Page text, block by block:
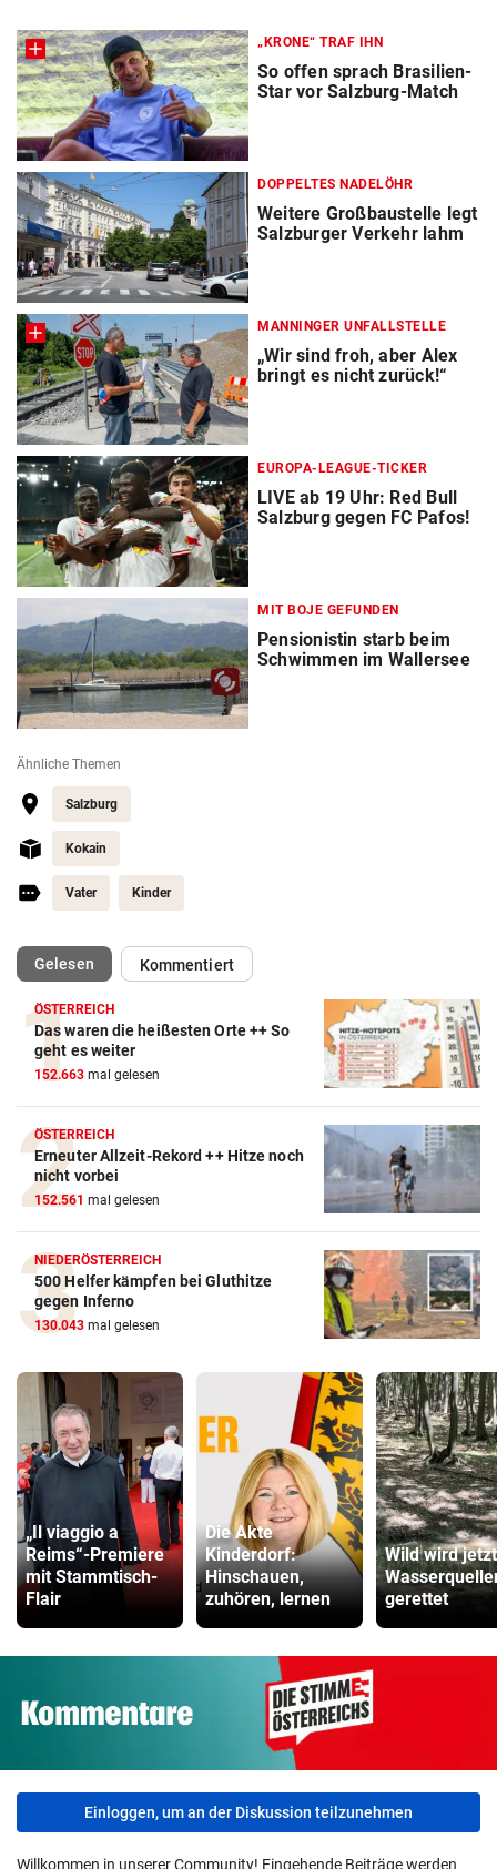
„KRONE“ TRAF IHN
So offen sprach Brasilien-
Star vor Salzburg-Match
DOPPELTES NADELÖHR
Weitere Großbaustelle legt
Salzburger Verkehr lahm
MANNINGER UNFALLSTELLE
„Wir sind froh, aber Alex
bringt es nicht zurück!“
EUROPA-LEAGUE-TICKER
LIVE ab 19 Uhr: Red Bull
Salzburg gegen FC Pafos!
MIT BOJE GEFUNDEN
Pensionistin starb beim
Schwimmen im Wallersee
Ähnliche Themen
Salzburg
Kokain
Vater Kinder
Gelesen(ausgewählt)Kommentiert
ÖSTERREICH
Das waren die heißesten Orte ++ So
geht es weiter
152.663 mal gelesen
ÖSTERREICH
Erneuter Allzeit-Rekord ++ Hitze noch
nicht vorbei
152.561 mal gelesen
NIEDERÖSTERREICH
500 Helfer kämpfen bei Gluthitze
gegen Inferno
130.043 mal gelesen
„Il viaggio a
Reims“-Premiere
mit Stammtisch-
Flair
Die Akte
Kinderdorf:
Hinschauen,
zuhören, lernen
Wild wird
gerettet
Einloggen, um an der Diskussion teilzunehmen
Willkommen in unserer Community! Eingehende Beiträge werden